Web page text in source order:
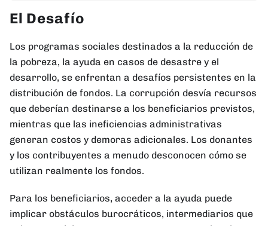
El Desafío
Los programas sociales destinados a la reducción de
la pobreza, la ayuda en casos de desastre y el
desarrollo, se enfrentan a desafíos persistentes en la
distribución de fondos. La corrupción desvía recursos
que deberían destinarse a los beneficiarios previstos,
mientras que las ineficiencias administrativas
generan costos y demoras adicionales. Los donantes
y los contribuyentes a menudo desconocen cómo se
utilizan realmente los fondos.
Para los beneficiarios, acceder a la ayuda puede
implicar obstáculos burocráticos, intermediarios que